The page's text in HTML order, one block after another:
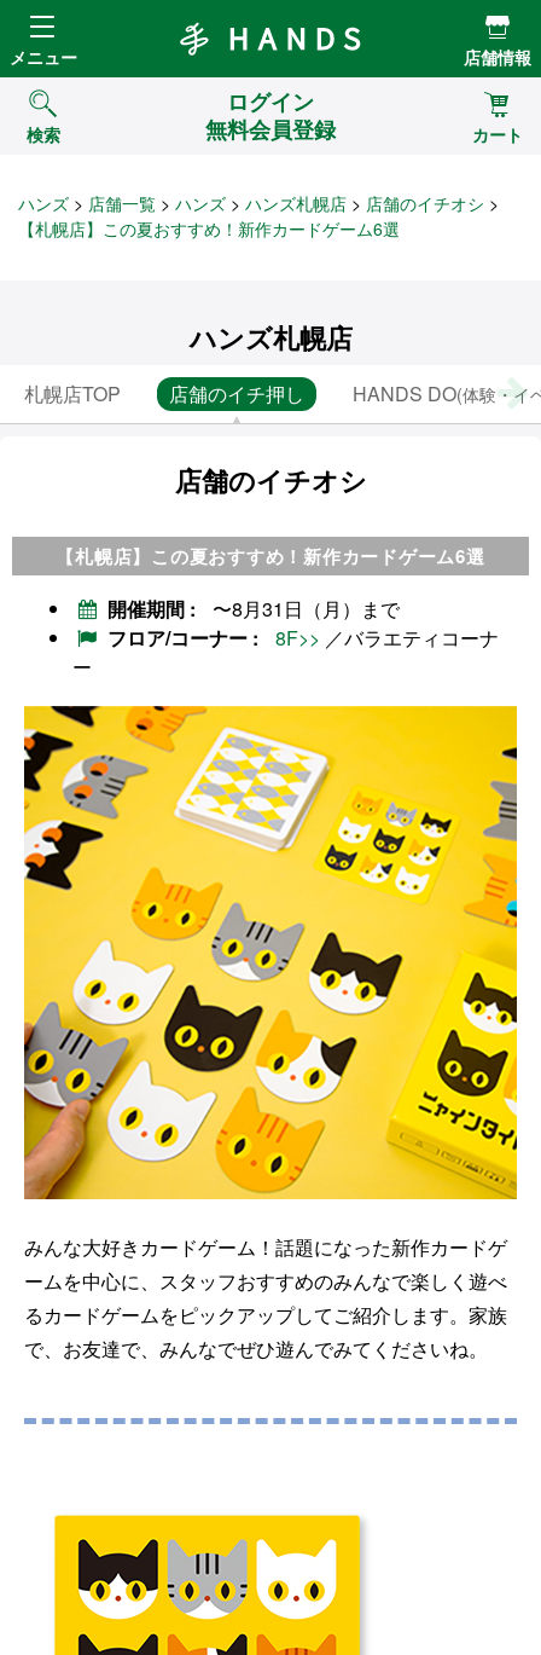
Hands ハンズ
メニュー 店舗情報
検索
ログイン
無料会員登録
カート
ハンズ 店舗一覧 ハンズ ハンズ札幌店
店舗のイチオシ
【札幌店】この夏おすすめ！新作カードゲーム6選
ハンズ札幌店
札幌店TOP 店舗のイチ押し HANDS DO(体験・イ
店舗のイチオシ
【札幌店】この夏おすすめ！新作カードゲーム6選
開催期間
〜8月31日（月）まで
フロア/コーナー
8F>> ／バラエティコーナ
ー
みんな大好きカードゲーム！話題になった新作カードゲ
ームを中心に、スタッフおすすめのみんなで楽しく遊べ
るカードゲームをピックアップしてご紹介します。家族
で、お友達で、みんなでぜひ遊んでみてくださいね。